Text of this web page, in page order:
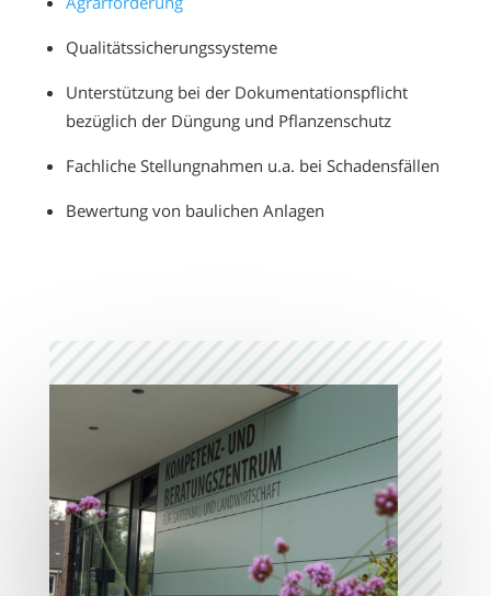
Qualitätssicherungssysteme
Unterstützung bei der Dokumentationspflicht
bezüglich der Düngung und Pflanzenschutz
Fachliche Stellungnahmen u.a. bei Schadensfällen
Bewertung von baulichen Anlagen